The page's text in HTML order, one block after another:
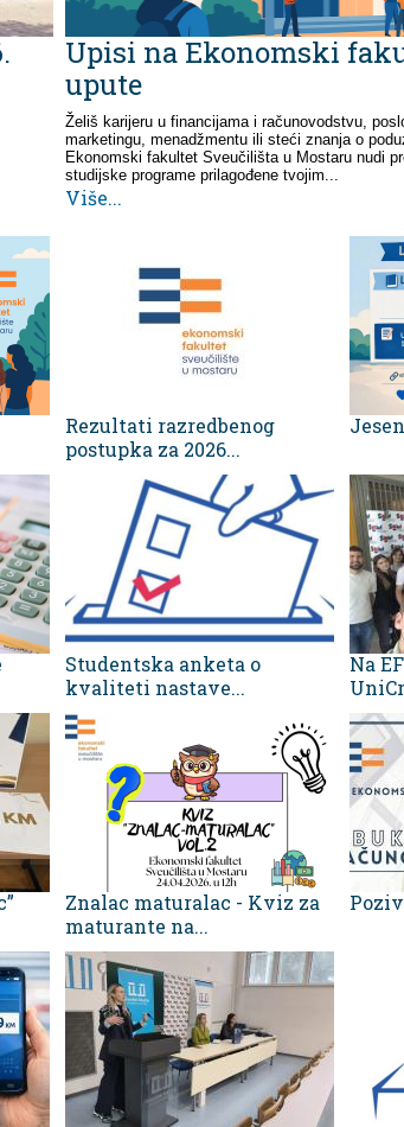
Upisi na Ekonomski
upute
Želiš karijeru u financijama i računovodstvu,
marketingu, menadžmentu ili steći znanja o
Ekonomski fakultet Sveučilišta u Mostaru nudi
studijske programe prilagođene tvojim...
Više...
Rezultati razredbenog
postupka za 2026...
Studentska anketa o
kvaliteti nastave...
Na
Znalac maturalac - Kviz za
maturante na...